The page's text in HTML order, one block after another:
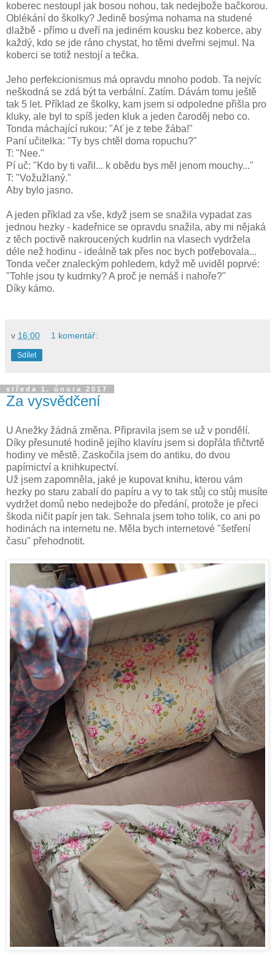
koberec nestoupl jak bosou nohou, tak nedejbože bačkorou.
Oblékání do školky? Jedině bosýma nohama na studené
dlažbě - přímo u dveří na jediném kousku bez koberce, aby
každý, kdo se jde ráno chystat, ho těmi dveřmi sejmul. Na
koberci se totiž nestojí a tečka.
Jeho perfekcionismus má opravdu mnoho podob. Ta nejvíc
neškodná se zdá být ta verbální. Zatím. Dávám tomu ještě
tak 5 let. Příklad ze školky, kam jsem si odpoledne přišla pro
kluky, ale byl to spíš jeden kluk a jeden čaroděj nebo co.
Tonda máchající rukou: "Ať je z tebe žába!"
Paní učitelka: "Ty bys chtěl doma ropuchu?"
T: "Nee."
Pí uč: "Kdo by ti vařil... k obědu bys měl jenom mouchy..."
T: "Vožužlaný."
Aby bylo jasno.
A jeden příklad za vše, když jsem se snažila vypadat zas
jednou hezky - kadeřnice se opravdu snažila, aby mi nějaká
z těch poctivě nakroucených kudrlin na vlasech vydržela
déle než hodinu - ideálně tak přes noc bych potřebovala...
Tonda večer znaleckým pohledem, když mě uviděl poprvé:
"Tohle jsou ty kudrnky? A proč je nemáš i nahoře?"
Díky kámo.
v 16:00 1 komentář:
Sdílet
středa 1. února 2017
Za vysvědčení
U Anežky žádná změna. Připravila jsem se už v pondělí.
Díky přesunuté hodině jejího klavíru jsem si dopřála třičtvrtě
hodiny ve městě. Zaskočila jsem do antiku, do dvou
papírnictví a knihkupectví.
Už jsem zapomněla, jaké je kupovat knihu, kterou vám
hezky po staru zabalí do papíru a vy to tak stůj co stůj musíte
vydržet domů nebo nedejbože do předání, protože je přeci
škoda ničit papír jen tak. Sehnala jsem toho tolik, co ani po
hodinách na internetu ne. Měla bych internetové "šetření
času" přehodnotit.